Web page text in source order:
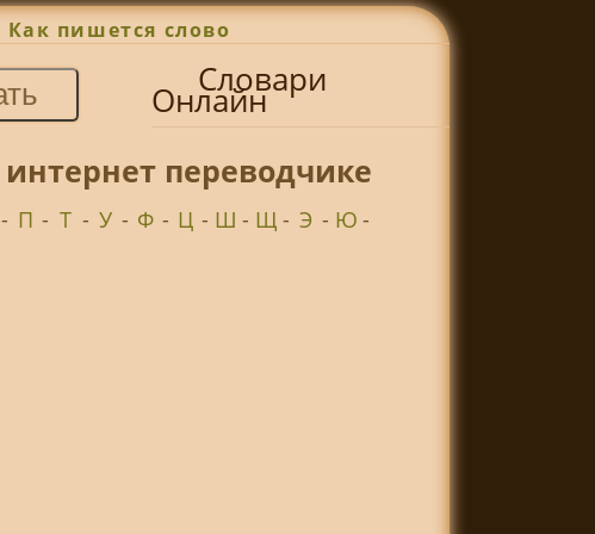
Как пишется слово
Словари
Онлайн
переводчике
- П - Т - У - Ф - Ц - Ш - Щ- Э - Ю-